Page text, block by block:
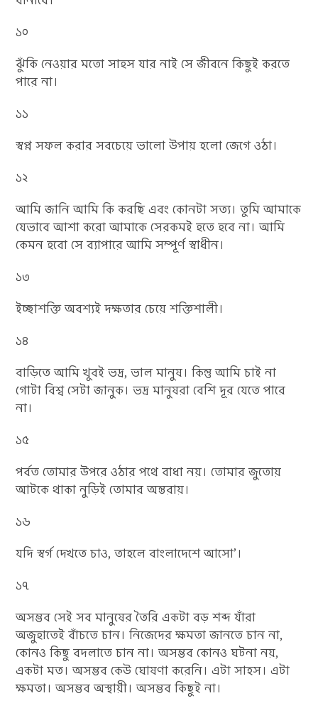
১০
ঝুঁকি নেওয়ার মতো সাহস যার নাই সে জীবনে কিছুই করতে
পারে না।
১১
স্বপ্ন সফল করার সবচেয়ে ভালো উপায় হলো জেগে ওঠা।
১২
আমি জানি আমি কি করছি এবং কোনটা সত্য। তুমি আমাকে
যেভাবে আশা করো আমাকে সেরকমই হতে হবে না। আমি
কেমন হবো সে ব্যাপারে আমি সম্পূর্ণ স্বাধীন।
১৩
ইচ্ছাশক্তি অবশ্যই দক্ষতার চেয়ে শক্তিশালী।
১৪
বাড়িতে আমি খুবই ভদ্র, ভাল মানুষ। কিন্তু আমি চাই না
গোটা বিশ্ব সেটা জানুক। ভদ্র মানুষরা বেশি দূর যেতে পারে
না।
১৫
পর্বত তোমার উপরে ওঠার পথে বাধা নয়। তোমার জুতোয়
আটকে থাকা নুড়িই তোমার অন্তরায়।
১৬
যদি স্বর্গ দেখতে চাও, তাহলে বাংলাদেশে আসো’।
১৭
অসম্ভব সেই সব মানুষের তৈরি একটা বড় শব্দ যাঁরা
অজুহাতেই বাঁচতে চান। নিজেদের ক্ষমতা জানতে চান না,
কোনও কিছু বদলাতে চান না। অসম্ভব কোনও ঘটনা নয়,
একটা মত। অসম্ভব কেউ ঘোষণা করেনি। এটা সাহস। এটা
ক্ষমতা। অসম্ভব অস্থায়ী। অসম্ভব কিছুই না।